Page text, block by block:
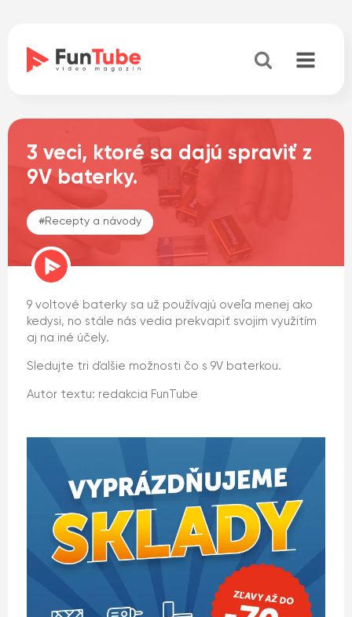
3 veci, ktoré sa dajú spraviť z
9V baterky.
#Recepty a návody
9 voltové baterky sa už používajú oveľa menej ako
kedysi, no stále nás vedia prekvapiť svojim využitím
aj na iné účely.
Sledujte tri ďalšie možnosti čo s 9V baterkou.
Autor textu: redakcia FunTube